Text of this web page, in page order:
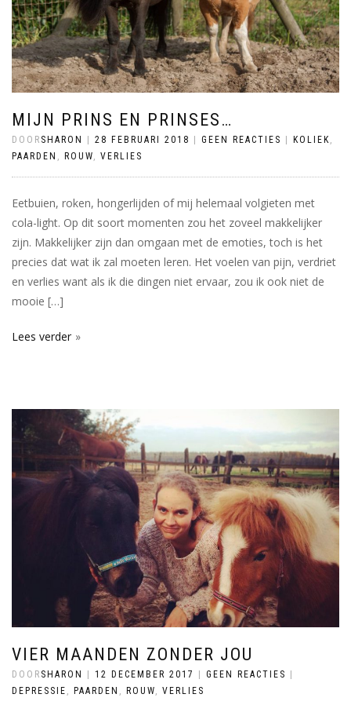
MIJN PRINS EN PRINSES…
DOOR SHARON | 28 FEBRUARI 2018 | GEEN REACTIES | KOLIEK
PAARDEN
ROUW VERLIES
Eetbuien, roken, hongerlijden of mij helemaal volgieten met
cola-light. Op dit soort momenten zou het zoveel makkelijker
zijn. Makkelijker zijn dan omgaan met de emoties, toch is het
precies dat wat ik zal moeten leren. Het voelen van pijn, verdriet
en verlies want als ik die dingen niet ervaar, zou ik ook niet de
mooie […]
Lees verder
VIER MAANDEN ZONDER JOU
DOOR SHARON 12 DECEMBER 2017 GEEN REACTIES
DEPRESSIE , PAARDEN , ROUW, VERLIES